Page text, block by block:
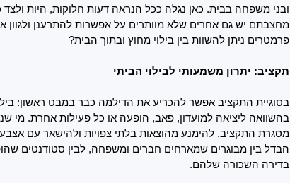
ובני משפחה בבית. כאן נגלה ככל הנראה דעות חלוקות, היות
מחצבתם יש גם אחרים שלא מוותרים על אפשרות להתרענן ולגוון
פרמטרים ניתן להשוות בין בילוי מחוץ ובתוך הבית?
תקציב: יתרון משמעותי לבילוי הביתי
בסוגיית התקציב אפשר להכריע את הדילמה כבר במבט ראשון:
בהשוואה ליציאה למועדון, פאב, הופעה או כל פעילות אחרת. מי
מסגרת התקציב, להימנע מהוצאות בלתי צפויות ולהישאר עם
הבדל בין מבוגרים שמארחים חברים ומשפחה, לבין סטודנטים
בדירה השכורה שלהם.